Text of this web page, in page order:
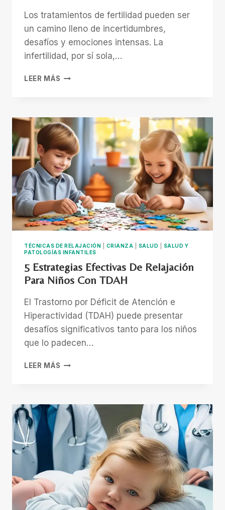
Los tratamientos de fertilidad pueden ser
un camino lleno de incertidumbres,
desafíos y emociones intensas. La
infertilidad, por sí sola,…
LEER MÁS LA
MENTE:
LA
IMPORTANCIA
DE
LA
ASISTENCIA
PSICOLÓGICA
EN
TRATAMIENTOS
DE
FERTILIDAD
TÉCNICAS DE RELAJACIÓN CRIANZA SALUD
SALUD Y
PATOLOGÍAS INFANTILES
5 Estrategias Efectivas De Relajación
Para Niños Con TDAH
El Trastorno por Déficit de Atención e
Hiperactividad (TDAH) puede presentar
desafíos significativos tanto para los niños
que lo padecen…
LEER MÁS
RELAJACIÓN
PARA
NIÑOS
CON
TDAH